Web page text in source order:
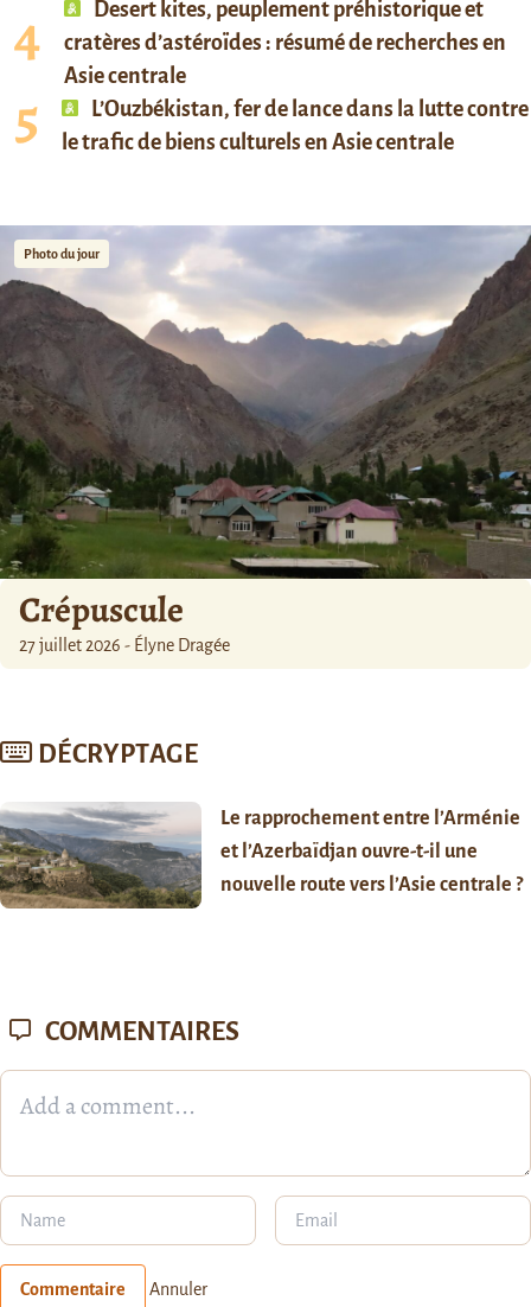
Desert kites, peuplement préhistorique et
cratères d’astéroïdes : résumé de recherches en
Asie centrale
L’Ouzbékistan, fer de lance dans la lutte contre
le trafic de biens culturels en Asie centrale
Photo du jour
Crépuscule
27 juillet 2026 - Élyne Dragée
DÉCRYPTAGE
Le rapprochement entre l’Arménie
et l’Azerbaïdjan ouvre-t-il une
nouvelle route vers l’Asie centrale ?
COMMENTAIRES
Commentaire Annuler